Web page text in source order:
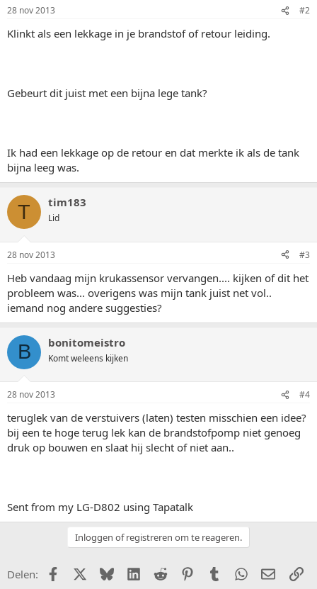
28 nov 2013 #2
Klinkt als een lekkage in je brandstof of retour leiding.
Gebeurt dit juist met een bijna lege tank?
Ik had een lekkage op de retour en dat merkte ik als de tank
bijna leeg was.
T tim183
Lid
28 nov 2013 #3
Heb vandaag mijn krukassensor vervangen.... kijken of dit het
probleem was... overigens was mijn tank juist net vol..
iemand nog andere suggesties?
B bonitomeistro
Komt weleens kijken
28 nov 2013 #4
teruglek van de verstuivers (laten) testen misschien een idee?
bij een te hoge terug lek kan de brandstofpomp niet genoeg
druk op bouwen en slaat hij slecht of niet aan..
Sent from my LG-D802 using Tapatalk
Inloggen of registreren om te reageren.
Delen: FacebookX (Twitter)
BlueskyLinkedIn
Reddit PinterestTumblr WhatsApp
E-mail